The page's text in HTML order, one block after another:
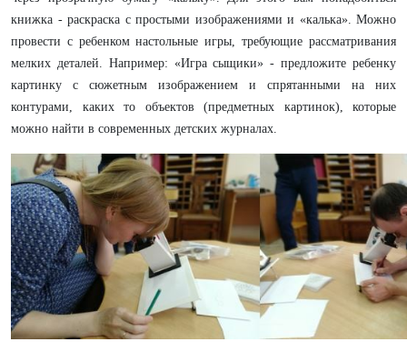
книжка - раскраска с простыми изображениями и «калька». Можно
провести с ребенком настольные игры, требующие рассматривания
мелких деталей. Например: «Игра сыщики» - предложите ребенку
картинку с сюжетным изображением и спрятанными на них
контурами, каких то объектов (предметных картинок), которые
можно найти в современных детских журналах.